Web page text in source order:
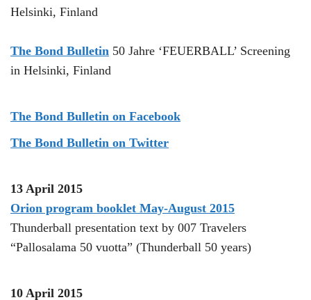
Helsinki, Finland
The Bond Bulletin 50 Jahre ‘FEUERBALL’ Screening
in Helsinki, Finland
The Bond Bulletin on Facebook
The Bond Bulletin on Twitter
13 April 2015
Orion program booklet May-August 2015
Thunderball presentation text by 007 Travelers
“Pallosalama 50 vuotta” (Thunderball 50 years)
10 April 2015